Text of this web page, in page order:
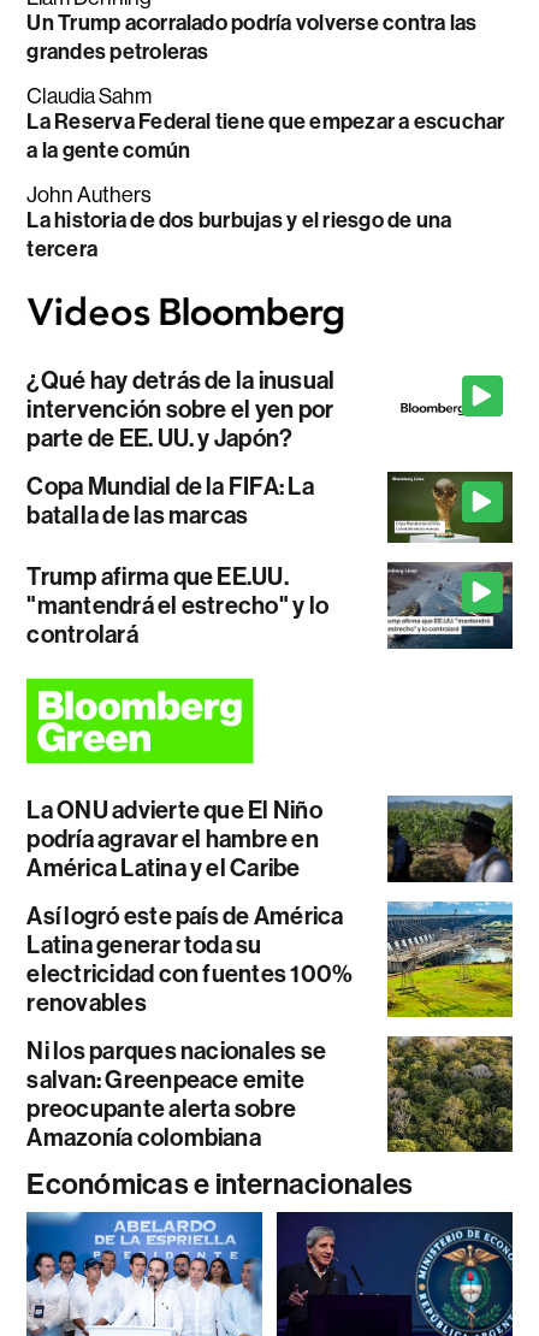
Un Trump acorralado podría volverse contra las
grandes petroleras
Claudia Sahm
La Reserva Federal tiene que empezar a escuchar
a la gente común
John Authers
La historia de dos burbujas y el riesgo de una
tercera
¿Qué hay detrás de la inusual
intervención sobre el yen por
parte de EE. UU. y Japón?
Copa Mundial de la FIFA: La
batalla de las marcas
Trump afirma que EE.UU.
"mantendrá el estrecho" y lo
controlará
La ONU advierte que El Niño
podría agravar el hambre en
América Latina y el Caribe
Así logró este país de América
Latina generar toda su
electricidad con fuentes 100%
renovables
Ni los parques nacionales se
salvan: Greenpeace emite
preocupante alerta sobre
Amazonía colombiana
Económicas e internacionales